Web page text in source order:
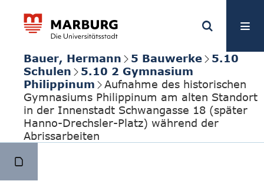
Bauer, Hermann 5 Bauwerke
5.10
Schulen
5.10 2 Gymnasium
Philippinum
Aufnahme des historischen
Gymnasiums Philippinum am alten Standort
in der Innenstadt Schwangasse 18 (später
Hanno-Drechsler-Platz) während der
Abrissarbeiten